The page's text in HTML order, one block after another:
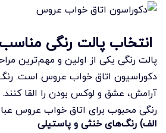
انتخاب پالت رنگی مناسب
پالت رنگی یکی از اولین و مهم‌ترین
دکوراسیون اتاق خواب عروس است.
آرامش، عشق و لوکس بودن را القا
رنگی محبوب برای اتاق خواب عروس
الف) رنگ‌های خنثی و پاستیلی